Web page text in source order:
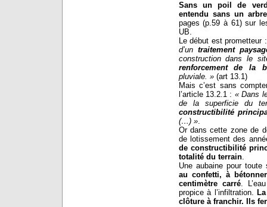
Sans un poil de
entendu sans un arbre
pages (p.59 à 61) sur
UB.
Le début est prometteur
d’un traitement
construction dans le
renforcement de la
pluviale. »(art 13.1)
Mais c’est sans
l’article 13.2.1 : « Dans
de la superficie du
constructibilité
(…) ».
Or dans cette zone de
de lotissement des
de constructibilité
totalité du terrain.
Une aubaine pour
au confetti, à
centimètre carré.
propice à l’infiltration.
clôture à franchir. Ils